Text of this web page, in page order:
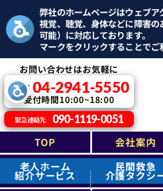
弊社のホームページはウェブ
視覚、聴覚、身体などに障害
可能）に対応しております。
マークをクリックすることでご
お問い合わせはお気軽に
TEL：04-2941-5550
受付時間10:00~18:00
緊急連絡先 090-1119-0051
TOP 会社案内
老人ホーム
紹介サービス
民間救急
介護タクシ